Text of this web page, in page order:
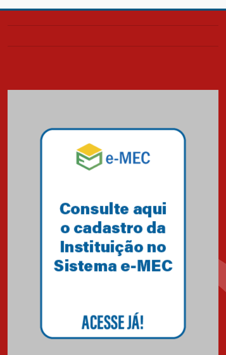
Confira como foi o culto mensal
Mackenzie mobiliza campanha
solidária para apoiar famílias em
Minas Gerais
Primeiro culto do ano ressalta o
27.02.2026